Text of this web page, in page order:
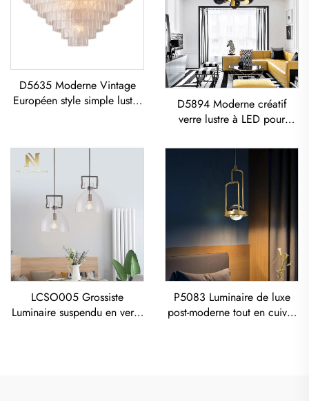
D5635 Moderne Vintage
Européen style simple lustre
à LED
D5894 Moderne créatif
verre lustre à LED pour
chambre avec suspension
dorée
LCSO005 Grossiste
Luminaire suspendu en verre
P5083 Luminaire de luxe
post-moderne tout en cuivre